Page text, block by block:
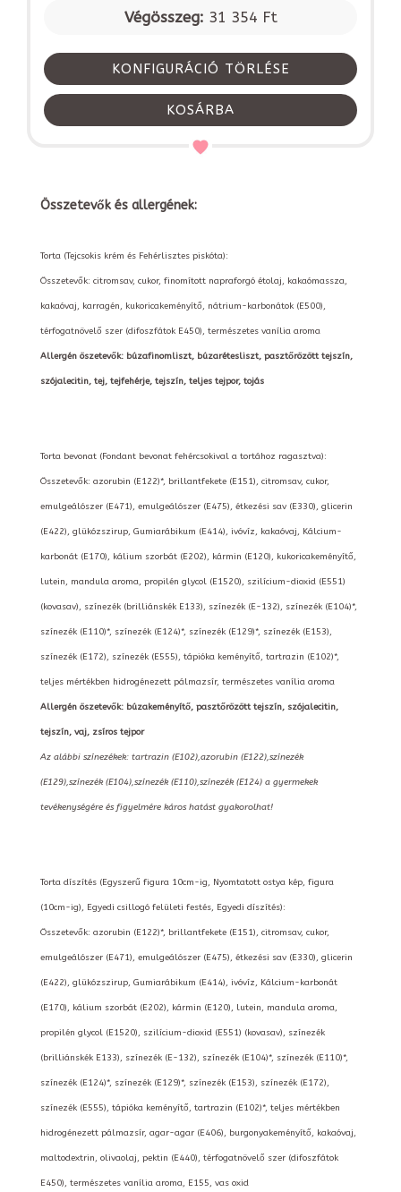
Végösszeg: 31 354 Ft
KONFIGURÁCIÓ TÖRLÉSE
KOSÁRBA
Összetevők és allergének:
Torta (Tejcsokis krém és Fehérlisztes piskóta):
Összetevők: citromsav, cukor, finomított napraforgó étolaj, kakaómassza,
kakaóvaj, karragén, kukoricakeményítő, nátrium-karbonátok (E500),
térfogatnövelő szer (difoszfátok E450), természetes vanília aroma
Allergén öszetevők: búzafinomliszt, búzarétesliszt, pasztőrözött tejszín,
szójalecitin, tej, tejfehérje, tejszín, teljes tejpor, tojás
Torta bevonat (Fondant bevonat fehércsokival a tortához ragasztva):
Összetevők: azorubin (E122)*, brillantfekete (E151), citromsav, cukor,
emulgeálószer (E471), emulgeálószer (E475), étkezési sav (E330), glicerin
(E422), glükózszirup, Gumiarábikum (E414), ivóvíz, kakaóvaj, Kálcium-
karbonát (E170), kálium szorbát (E202), kármin (E120), kukoricakeményítő,
lutein, mandula aroma, propilén glycol (E1520), szilícium-dioxid (E551)
(kovasav), színezék (brilliánskék E133), színezék (E-132), színezék (E104)*,
színezék (E110)*, színezék (E124)*, színezék (E129)*, színezék (E153),
színezék (E172), színezék (E555), tápióka keményítő, tartrazin (E102)*,
teljes mértékben hidrogénezett pálmazsír, természetes vanília aroma
Allergén öszetevők: búzakeményítő, pasztőrözött tejszín, szójalecitin,
tejszín, vaj, zsíros tejpor
Az alábbi színezékek: tartrazin (E102),azorubin (E122),színezék
(E129),színezék (E104),színezék (E110),színezék (E124) a gyermekek
tevékenységére és figyelmére káros hatást gyakorolhat!
Torta díszítés (Egyszerű figura 10cm-ig, Nyomtatott ostya kép, figura
(10cm-ig), Egyedi csillogó felületi festés, Egyedi díszítés):
Összetevők: azorubin (E122)*, brillantfekete (E151), citromsav, cukor,
emulgeálószer (E471), emulgeálószer (E475), étkezési sav (E330), glicerin
(E422), glükózszirup, Gumiarábikum (E414), ivóvíz, Kálcium-karbonát
(E170), kálium szorbát (E202), kármin (E120), lutein, mandula aroma,
propilén glycol (E1520), szilícium-dioxid (E551) (kovasav), színezék
(brilliánskék E133), színezék (E-132), színezék (E104)*, színezék (E110)*,
színezék (E124)*, színezék (E129)*, színezék (E153), színezék (E172),
színezék (E555), tápióka keményítő, tartrazin (E102)*, teljes mértékben
hidrogénezett pálmazsír, agar-agar (E406), burgonyakeményítő, kakaóvaj,
maltodextrin, olivaolaj, pektin (E440), térfogatnövelő szer (difoszfátok
E450), természetes vanília aroma, E155, vas oxid